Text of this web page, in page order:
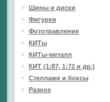
Шины и диски
Фигурки
Фототравление
КИТы
КИТы-металл
КИТ (1:87, 1:72 и др.)
Стеллажи и боксы
Разное